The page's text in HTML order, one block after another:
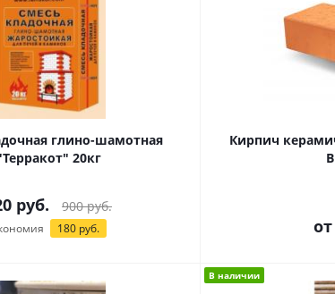
глино-шамотная
20кг
руб. 900руб.
180 руб.
Кирпич
от
В наличии